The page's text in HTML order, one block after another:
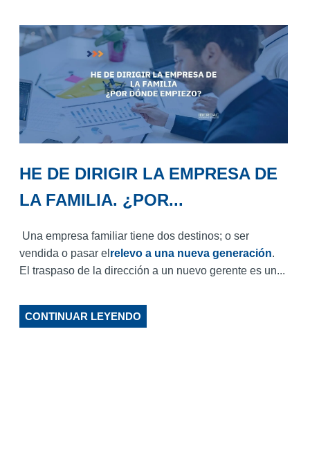
HE DE DIRIGIR LA EMPRESA DE
LA FAMILIA. ¿POR...
Una empresa familiar tiene dos destinos; o ser
vendida o pasar el relevo a una nueva generación.
El traspaso de la dirección a un nuevo gerente es un...
CONTINUAR LEYENDO